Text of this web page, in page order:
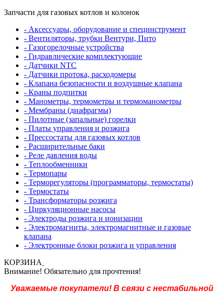
Запчасти для газовых котлов и колонок
- Аксессуары, оборудование и специнструмент
- Вентиляторы, трубки Вентури, Пито
- Газогорелочные устройства
- Гидравлические комплектующие
- Датчики NTC
- Датчики протока, расходомеры
- Клапана безопасности и воздушные клапана
- Краны подпитки
- Манометры, термометры и термоманометры
- Мембраны (диафрагмы)
- Пилотные (запальные) горелки
- Платы управления и розжига
- Прессостаты для газовых котлов
- Расширительные баки
- Реле давления воды
- Теплообменники
- Термопары
- Терморегуляторы (программаторы, термостаты)
- Термостаты
- Трансформаторы розжига
- Циркуляционные насосы
- Электроды розжига и ионизации
- Электромагниты, электромагнитные и газовые
клапана
- Электронные блоки розжига и управления
КОРЗИНА
Внимание! Обязательно для прочтения!
Уважаемые покупатели! В связи с нестабильной